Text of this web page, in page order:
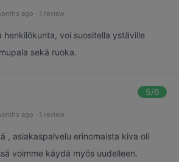
ago · 1 review
henkilökunta, voi suositella ystäville
sekä ruoka.
5/6
ago · 1 review
, asiakaspalvelu erinomaista kiva oli
voimme käydä myös uudelleen.